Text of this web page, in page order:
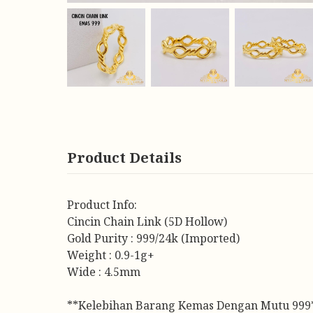
Product Details
Product Info:
Cincin Chain Link (5D Hollow)
Gold Purity : 999/24k (Imported)
Weight : 0.9-1g+
Wide : 4.5mm
**Kelebihan Barang Kemas Dengan Mutu